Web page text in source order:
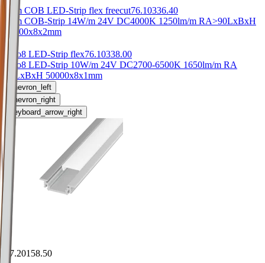
Flim COB LED-Strip flex freecut76.10336.40
Flim COB-Strip 14W/m 24V DC4000K 1250lm/m RA>90LxBxH
50000x8x2mm
Duo8 LED-Strip flex76.10338.00
Duo8 LED-Strip 10W/m 24V DC2700-6500K 1650lm/m RA
80
LxBxH 50000x8x1mm
chevron_left
chevron_right
keyboard_arrow_right
77.20158.50